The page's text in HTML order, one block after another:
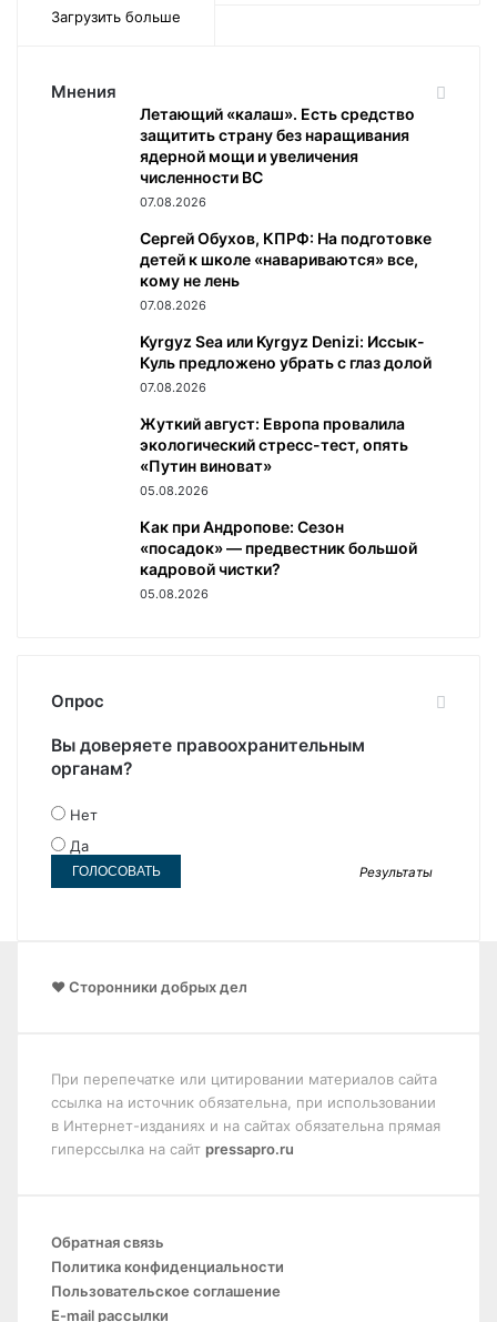
Загрузить больше
Мнения
Летающий «калаш». Есть средство
защитить страну без наращивания
ядерной мощи и увеличения
численности ВС
07.08.2026
Сергей Обухов, КПРФ: На подготовке
детей к школе «навариваются» все,
кому не лень
07.08.2026
Kyrgyz Sea или Kyrgyz Denizi: Иссык-
Куль предложено убрать с глаз долой
07.08.2026
Жуткий август: Европа провалила
экологический стресс-тест, опять
«Путин виноват»
05.08.2026
Как при Андропове: Сезон
«посадок» — предвестник большой
кадровой чистки?
05.08.2026
Опрос
Вы доверяете правоохранительным
органам?
Нет
Да
Результаты
❤️ Сторонники добрых дел
При перепечатке или цитировании материалов сайта
ссылка на источник обязательна, при использовании
в Интернет-изданиях и на сайтах обязательна прямая
гиперссылка на сайт pressapro.ru
Обратная связь
Политика конфиденциальности
Пользовательское соглашение
E-mail рассылки